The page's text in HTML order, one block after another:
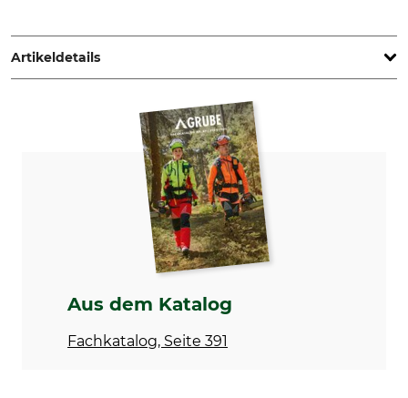
www.grube.de
Artikeldetails
Produkttyp
Ersatzgriff
Modellbezeichnung
Aus dem Katalog
Fachkatalog, Seite 391